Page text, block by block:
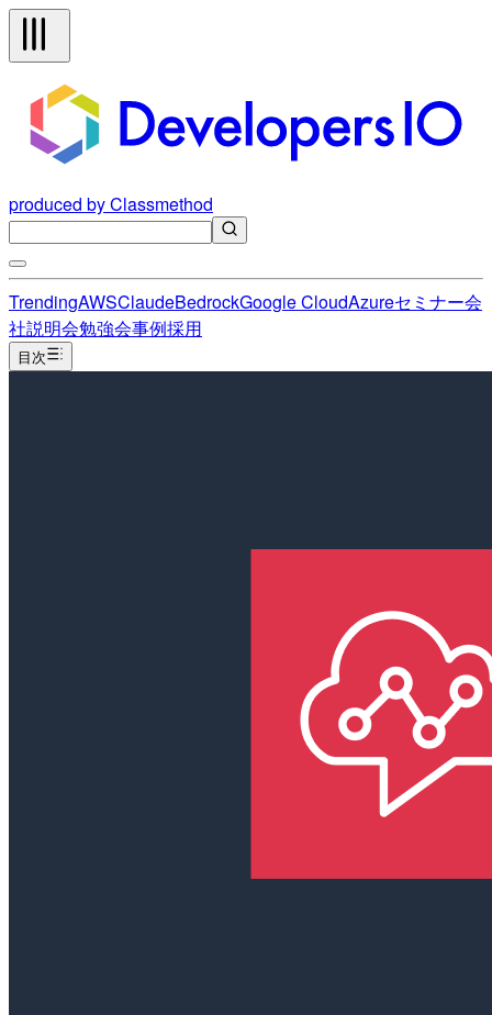
produced by Classmethod
TrendingAWSClaudeBedrockGoogle CloudAzureセミナー会
社説明会勉強会事例採用
目次